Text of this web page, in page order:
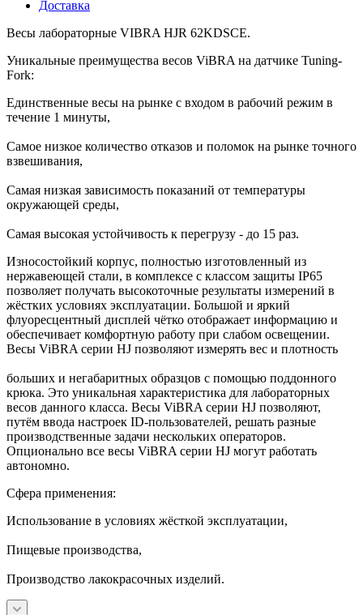
Доставка
Весы лабораторные VIBRA HJR 62KDSCE.
Уникальные преимущества весов ViBRA на датчике Tuning-
Fork:
Единственные весы на рынке с входом в рабочий режим в
течение 1 минуты,
Самое низкое количество отказов и поломок на рынке точного
взвешивания,
Самая низкая зависимость показаний от температуры
окружающей среды,
Самая высокая устойчивость к перегрузу - до 15 раз.
Износостойкий корпус, полностью изготовленный из
нержавеющей стали, в комплексе с классом защиты IP65
позволяет получать высокоточные результаты измерений в
жёстких условиях эксплуатации. Большой и яркий
флуоресцентный дисплей чётко отображает информацию и
обеспечивает комфортную работу при слабом освещении.
Весы ViBRA серии HJ позволяют измерять вес и плотность
больших и негабаритных образцов с помощью поддонного
крюка. Это уникальная характеристика для лабораторных
весов данного класса. Весы ViBRA серии HJ позволяют,
путём ввода настроек ID-пользователей, решать разные
производственные задачи нескольких операторов.
Опционально все весы ViBRA серии HJ могут работать
автономно.
Сфера применения:
Использование в условиях жёсткой эксплуатации,
Пищевые производства,
Производство лакокрасочных изделий.